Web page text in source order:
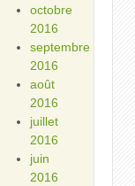
octobre
2016
septembre
2016
août
2016
juillet
2016
juin
2016